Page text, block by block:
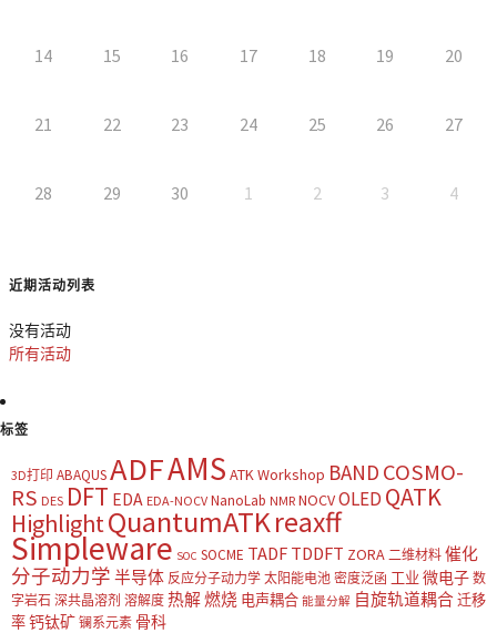
14 15 16 17 18 19 20
21 22 23 24 25 26 27
28 29 30 1 2 3 4
近期活动列表
没有活动
所有活动
标签
3D打印 ABAQUSADFAMS ATK Workshop BAND COSMO-
RS DES DFT EDA EDA-NOCV NanoLab NMR NOCVOLED QATK
HighlightQuantumATKreaxff
Simpleware SOC SOCME TADF TDDFT ZORA 二维材料 催化
分子动力学 半导体 反应分子动力学 太阳能电池 密度泛函 工业 微电子 数
字岩石 深共晶溶剂 溶解度 热解燃烧 电声耦合 能量分解 自旋轨道耦合迁移
率钙钛矿 镧系元素 骨科